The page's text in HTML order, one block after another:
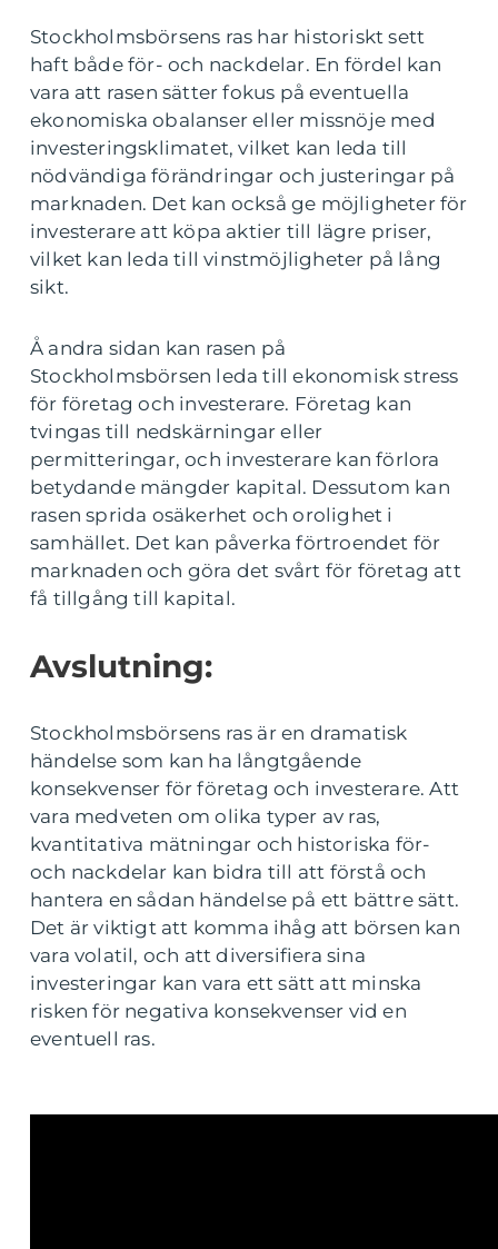
Stockholmsbörsens ras har historiskt sett
haft både för- och nackdelar. En fördel kan
vara att rasen sätter fokus på eventuella
ekonomiska obalanser eller missnöje med
investeringsklimatet, vilket kan leda till
nödvändiga förändringar och justeringar på
marknaden. Det kan också ge möjligheter för
investerare att köpa aktier till lägre priser,
vilket kan leda till vinstmöjligheter på lång
sikt.
Å andra sidan kan rasen på
Stockholmsbörsen leda till ekonomisk stress
för företag och investerare. Företag kan
tvingas till nedskärningar eller
permitteringar, och investerare kan förlora
betydande mängder kapital. Dessutom kan
rasen sprida osäkerhet och orolighet i
samhället. Det kan påverka förtroendet för
marknaden och göra det svårt för företag att
få tillgång till kapital.
Avslutning:
Stockholmsbörsens ras är en dramatisk
händelse som kan ha långtgående
konsekvenser för företag och investerare. Att
vara medveten om olika typer av ras,
kvantitativa mätningar och historiska för-
och nackdelar kan bidra till att förstå och
hantera en sådan händelse på ett bättre sätt.
Det är viktigt att komma ihåg att börsen kan
vara volatil, och att diversifiera sina
investeringar kan vara ett sätt att minska
risken för negativa konsekvenser vid en
eventuell ras.